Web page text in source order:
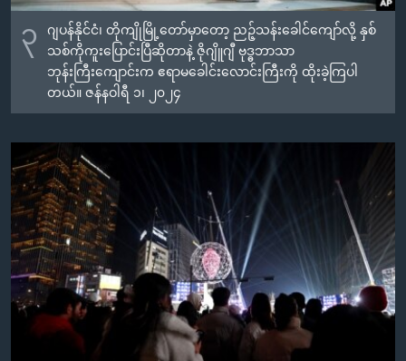
၃
ဂျပန်နိုင်ငံ၊ တိုကျိုမြို့တော်မှာတော့ ညဉ့်သန်းခေါင်ကျော်လို့ နှစ်
သစ်ကိုကူးပြောင်းပြီဆိုတာနဲ့ ဇိုဂျိူဂျီ ဗုဒ္ဓဘာသာ
ဘုန်းကြီးကျောင်းက ဧရာမခေါင်းလောင်းကြီးကို ထိုးခဲ့ကြပါ
တယ်။ ဇန်နဝါရီ ၁၊ ၂၀၂၄